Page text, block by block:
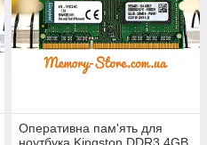
Оперативна пам'ять для